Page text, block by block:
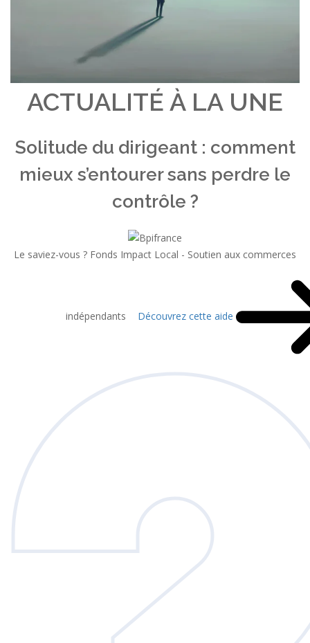
ACTUALITÉ À LA UNE
Solitude du dirigeant : comment
mieux s’entourer sans perdre le
contrôle ?
Le saviez-vous ? Fonds Impact Local - Soutien aux commerces
indépendants Découvrez cette aide